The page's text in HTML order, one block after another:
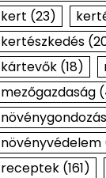
kert (23)
kertészkedés
kártevők(18)
mezőgazdaság
növénygondozás
növényvédelem
receptek(161)